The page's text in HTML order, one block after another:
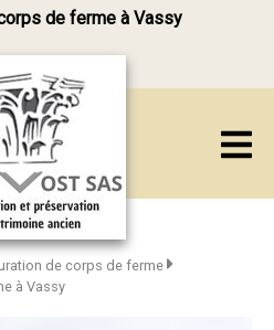
de ferme à Vassy
de corps de ferme
à Vassy